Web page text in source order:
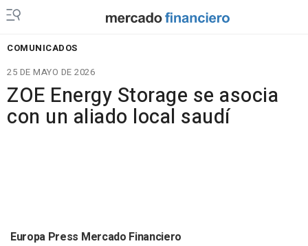
COMUNICADOS
25 DE MAYO DE 2026
ZOE Energy Storage se asocia
con un aliado local saudí
Europa Press Mercado Financiero